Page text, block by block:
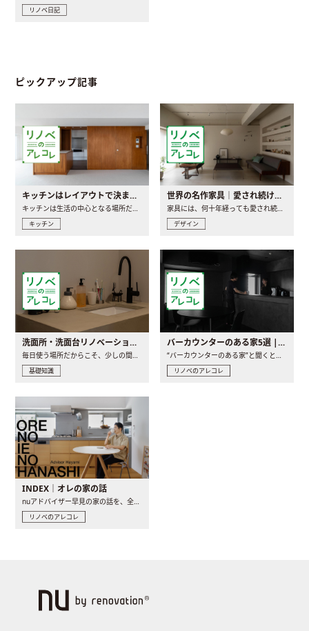
リノベ日記
ピックアップ記事
キッチンはレイアウトで決まる。後悔しないための考え方と選び方
キッチンは生活の中心となる場所だからこそ、家の中のどこに置..
キッチン
世界の名作家具｜愛され続ける理由と一生モノとの出会い方
家具には、何十年経っても愛され続ける「名作」と呼ばれるもの..
デザイン
洗面所・洗面台リノベーションの事例と間取りアイデア
毎日使う場所だからこそ、少しの間取りの工夫や素材の選び方で..
基礎知識
バーカウンターのある家5選 | 日常に馴染む“距離の近い”キッチンとは
“バーカウンターのある家”と聞くと、少し特別な、大人のための..
リノベのアレコレ
INDEX｜オレの家の話
nuアドバイザー早見の家の話を、全4話でお届け。リノベーションを..
リノベのアレコレ